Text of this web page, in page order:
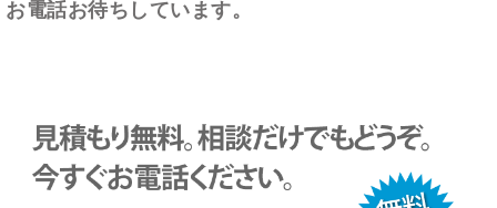
お電話お待ちしています。